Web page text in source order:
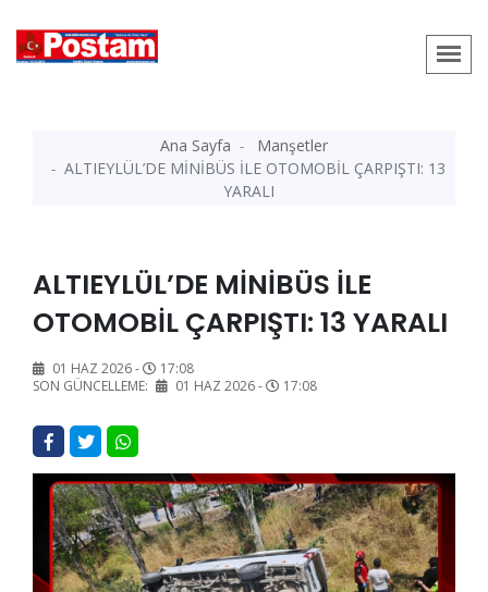
Ana Sayfa
Manşetler
ALTIEYLÜL’DE MİNİBÜS İLE OTOMOBİL ÇARPIŞTI: 13
YARALI
ALTIEYLÜL’DE MİNİBÜS İLE
OTOMOBİL ÇARPIŞTI: 13 YARALI
01 HAZ 2026 -
17:08
SON GÜNCELLEME:
01 HAZ 2026 - 17:08